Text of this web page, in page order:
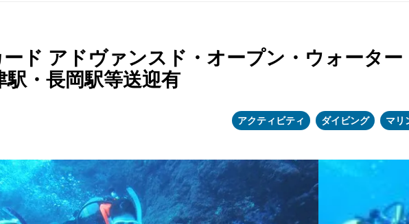
ド アドヴァンスド・オープン・ウォータ
・長岡駅等送迎有
アクティビティ ダイビング マリ